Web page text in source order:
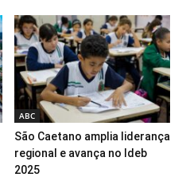
ABC
São Caetano amplia liderança
regional e avança no Ideb
2025